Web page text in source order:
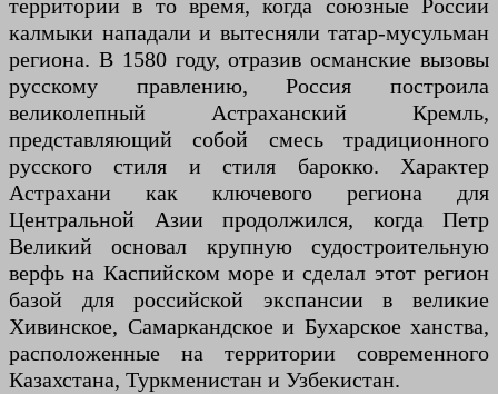
территории в то время, когда союзные России
калмыки нападали и вытесняли татар-мусульман
региона. В 1580 году, отразив османские вызовы
русскому правлению, Россия построила
великолепный Астраханский Кремль,
представляющий собой смесь традиционного
русского стиля и стиля барокко. Характер
Астрахани как ключевого региона для
Центральной Азии продолжился, когда Петр
Великий основал крупную судостроительную
верфь на Каспийском море и сделал этот регион
базой для российской экспансии в великие
Хивинское, Самаркандское и Бухарское ханства,
расположенные на территории современного
Казахстана, Туркменистан и Узбекистан.